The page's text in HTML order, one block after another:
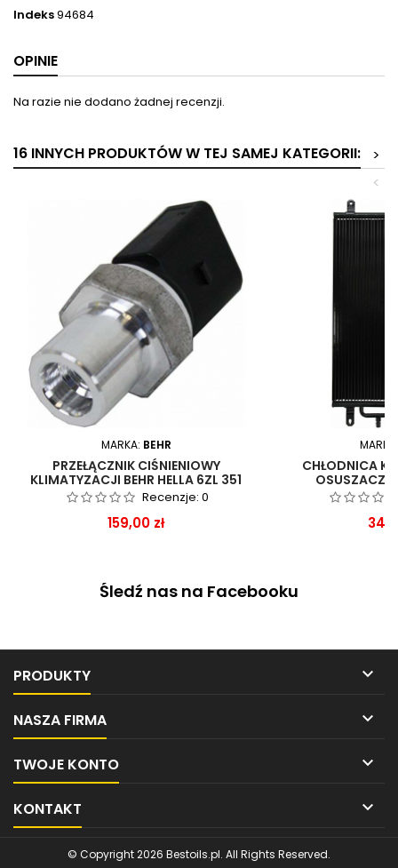
Indeks94684
OPINIE
Na razie nie dodano żadnej recenzji.
16 INNYCH PRODUKTÓW W TEJ SAMEJ KATEGORII:
>
<
MARKA: BEHR
PRZEŁĄCZNIK CIŚNIENIOWY
KLIMATYZACJI BEHR HELLA 6ZL 351
028-401Recenzje: 0
Cena
159,00 zł
CHŁODNICA
OSUSZACZA
Śledź nas na Facebooku
PRODUKTY 
NASZA FIRMA 
TWOJE KONTO 
KONTAKT 
© Copyright 2026 Bestoils.pl. All Rights Reserved.